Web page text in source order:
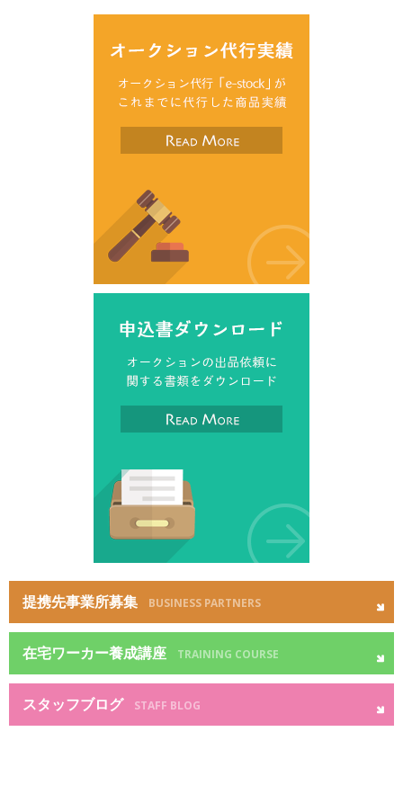
提携先事業所募集 BUSINESS PARTNERS
在宅ワーカー養成講座 TRAINING COURSE
スタッフブログ STAFF BLOG